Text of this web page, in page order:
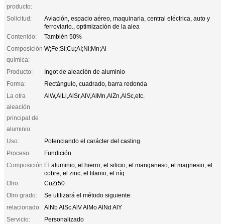
producto:
Solicitud:
Aviación, espacio aéreo, maquinaria, central eléctrica, auto y
ferroviario., optimización de la alea
Contenido:
También 50%
Composición
química:
W;Fe;Si;Cu;AI;Ni;Mn;Al
Producto:
Ingot de aleación de aluminio
Forma:
Rectángulo, cuadrado, barra redonda
La otra
aleación
principal de
aluminio:
AlW,AlLi,AlSr,AlV,AlMn,AlZn,AlSc,etc.
Uso:
Potenciando el carácter del casting.
Proceso:
Fundición
Composición:El aluminio, el hierro, el silicio, el manganeso, el magnesio, el
cobre, el zinc, el titanio, el níq
Otro:
CuZr50
Otro grado:
Se utilizará el método siguiente:
relacionado: AlNb AlSc AlV AlMo AlNd AlY
Servicio:
Personalizado